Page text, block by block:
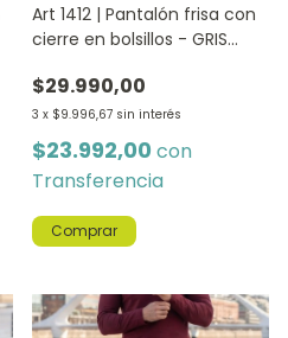
Art 1412 | Pantalón frisa con
cierre en bolsillos - GRIS
$29.990,00
3 x $9.996,67 sin interés
$23.992,00 con
Transferencia
Comprar